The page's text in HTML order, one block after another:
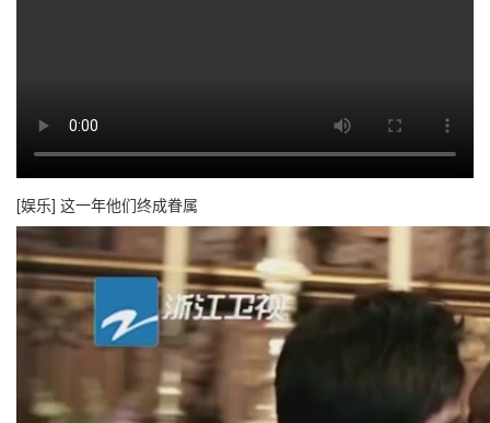
[娱乐] 这一年他们终成眷属